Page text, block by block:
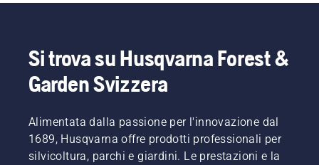
Si trova su Husqvarna Forest &
Garden Svizzera
Alimentata dalla passione per l'innovazione dal
1689, Husqvarna offre prodotti professionali per
silvicoltura, parchi e giardini. Le prestazioni e la